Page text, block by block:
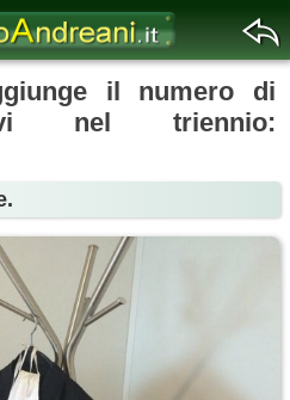
il numero di
nel triennio: